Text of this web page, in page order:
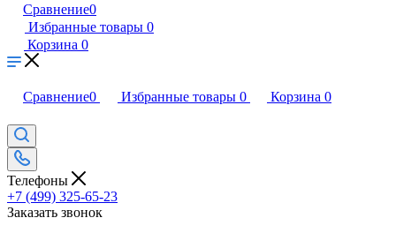
Сравнение0
Избранные товары 0
Корзина 0
Сравнение0 Избранные товары 0 Корзина 0
Телефоны
+7 (499) 325-65-23
Заказать звонок